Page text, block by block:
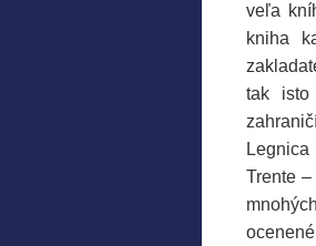
veľa
kniha
tak isto
Trente